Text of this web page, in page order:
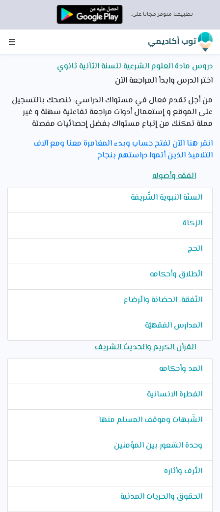
تطبيقنا متوفر مجانا على:
توب أكاديمي
دروس مادة العلوم الشرعية للسنة الثآنية ثانوي
اختر الدرس وابدأ المراجعة الآن
من أجل تقدم فعال في مستواك الدراسي، ننصحك بالتسجيل
على الموقع و إستعمال أدوات مراجعة تفاعلية سهلة و غير
مملة تمكنك من إتباع مستواك بفضل إحصائيات مفصلة
انقر هنا الآن لفتح حساب وبدء المغامرة معنا ومع آلاف
التلاميذ الذين أتموا دراستهم بنجاح
الفقه وأصوله
السنّة النبوية الشّريفة
الزكاة
الحج
الّطلاق وأحكامه
النّفقة، الحضانة والّرضاع
المدارس الفقهيّة
القرآن الكريم والحديث الشريف
المد وأحكامه
الفطرة الانسانية
الشّبهات وموقف المسلم منها
وحدة الشعور بين المؤمنين
التّرف وآثاره
الحقوق والحريات المدنية